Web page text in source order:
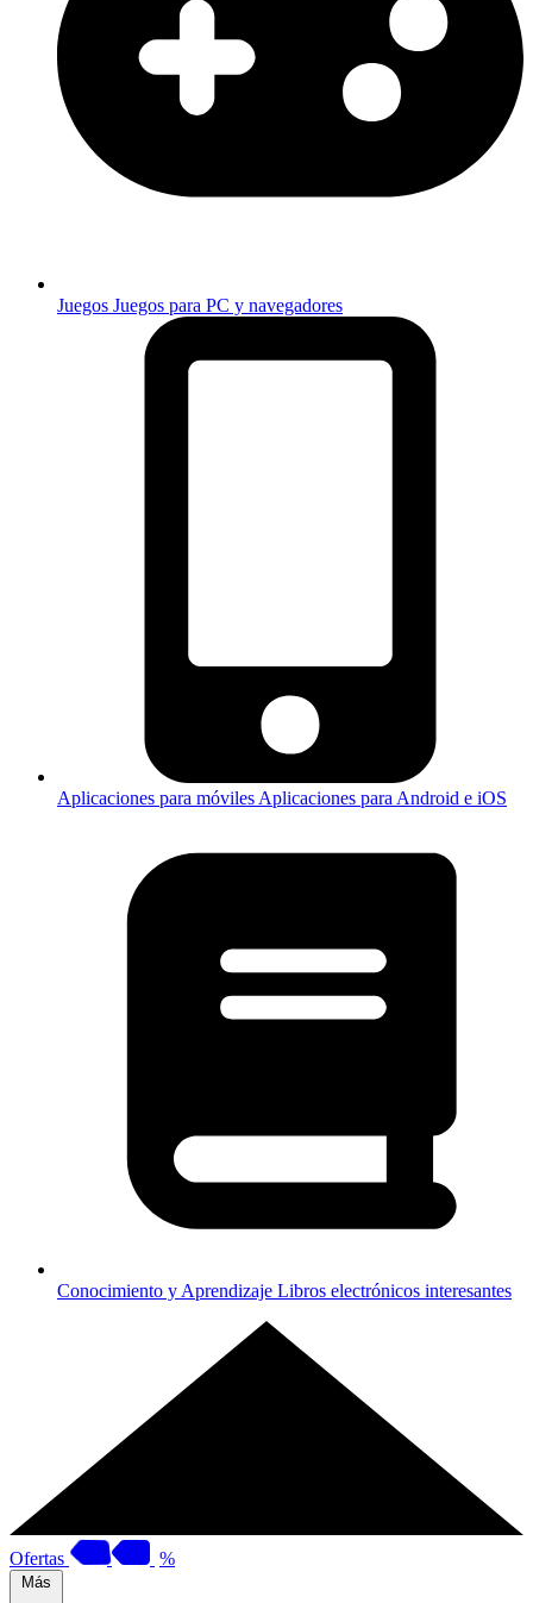
Juegos Juegos para PC y navegadores
Aplicaciones para móviles Aplicaciones para Android e iOS
Conocimiento y Aprendizaje Libros electrónicos interesantes
Ofertas %
Más